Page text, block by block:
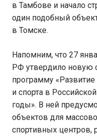
в Тамбове и начало
один подобный
в Томске.
Напомним, что 27
РФ утвердило
программу
и спорта в
годы». В ней
объектов для
спортивных